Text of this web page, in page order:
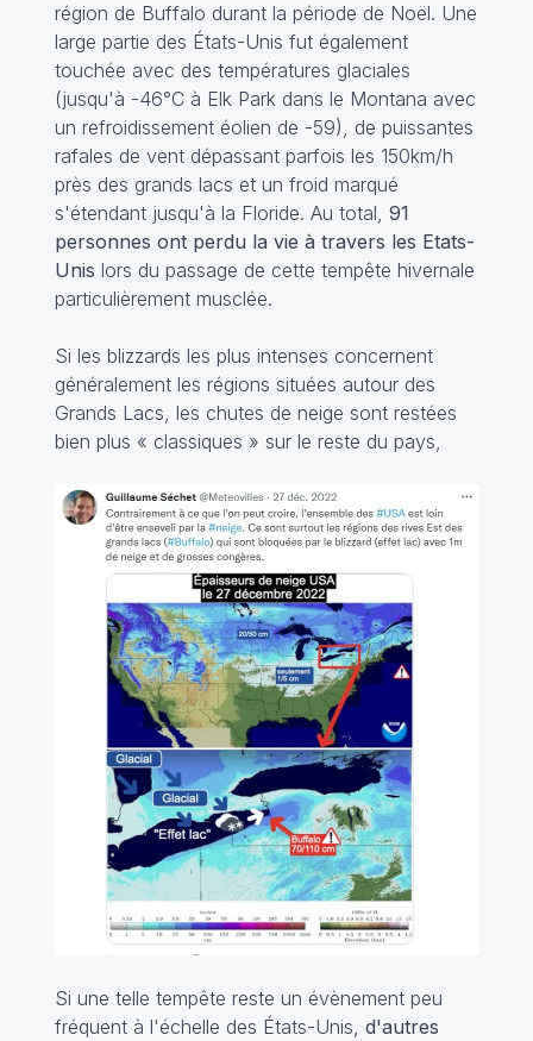
région de Buffalo durant la période de Noël. Une
large partie des États-Unis fut également
touchée avec des températures glaciales
(jusqu'à -46°C à Elk Park dans le Montana avec
un refroidissement éolien de -59), de puissantes
rafales de vent dépassant parfois les 150km/h
près des grands lacs et un froid marqué
s'étendant jusqu'à la Floride. Au total, 91
personnes ont perdu la vie à travers les Etats-
Unis lors du passage de cette tempête hivernale
particulièrement musclée.
Si les blizzards les plus intenses concernent
généralement les régions situées autour des
Grands Lacs, les chutes de neige sont restées
bien plus « classiques » sur le reste du pays,
Si une telle tempête reste un évènement peu
fréquent à l'échelle des États-Unis, d'autres